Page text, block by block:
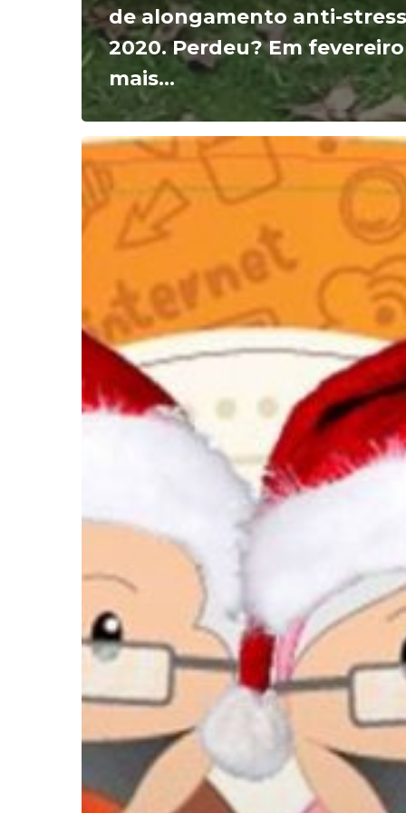
de alongamento anti-
2020. Perdeu? Em
mais…
Divertidosos
deseja
BOAS
FESTAS
2020!!!
:)
Veja
nossa
Retrospectiva